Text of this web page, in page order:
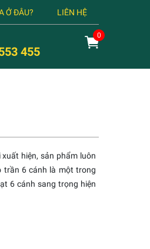
Ở ĐÂU? LIÊN HỆ
455
hiện, sản phẩm luôn
trần 6 cánh là một trong
6 cánh sang trọng hiện